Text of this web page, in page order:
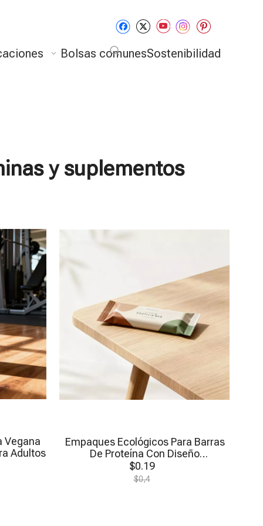
Bolsas comunesSostenibilidad
y suplementos
Vegana
Adultos
Empaques Ecológicos Para Barras
De Proteína Con Diseño
Personalizado
$0.19
$0,4